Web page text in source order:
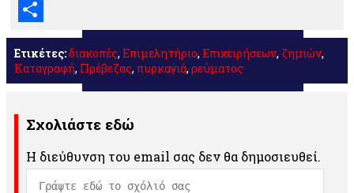
Email
Μοιραστείτε
Ετικέτες:διακοπές, Επιμελητήριο, Επιχειρήσεων, ζημιών,
Καταγραφή, Πρέβεζας, πυρκαγιά, ρεύματος
Σχολιάστε εδώ
Η διεύθυνση του email σας δεν θα δημοσιευθεί.